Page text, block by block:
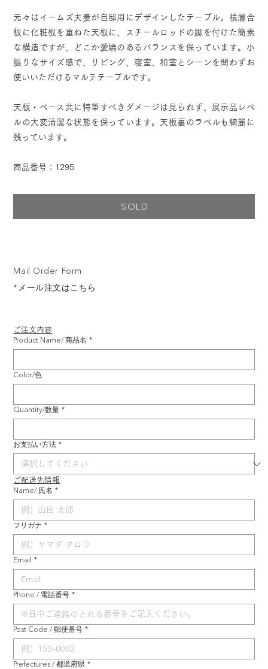
ご注文内容
Product Name/ 商品名 *
Color/色
Quantity/数量 *
お支払い方法 *
ご配送先情報
Name/ 氏名 *
フリガナ *
Email *
Phone / 電話番号 *
Post Code / 郵便番号 *
Prefectures / 都道府県 *
Mail Order Form
*メール注文はこちら
元々はイームズ夫妻が自邸用にデザインしたテーブル。積層合
板に化粧板を重ねた天板に、スチールロッドの脚を付けた簡素
な構造ですが、どこか愛嬌のあるバランスを保っています。小
振りなサイズ感で、リビング、寝室、和室とシーンを問わずお
使いいただけるマルチテーブルです。
天板・ベース共に特筆すべきダメージは見られず、展示品レベ
ルの大変清潔な状態を保っています。天板裏のラベルも綺麗に
残っています。
商品番号：1295
SOLD